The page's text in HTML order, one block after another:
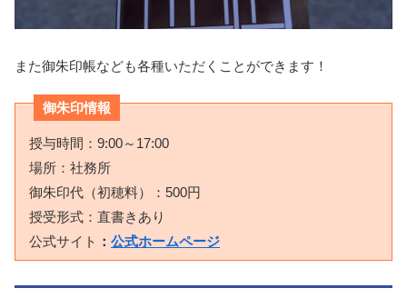
また御朱印帳なども各種いただくことができます！
御朱印情報
授与時間：9:00～17:00
場所：社務所
御朱印代（初穂料）：500円
授受形式：直書きあり
公式サイト ： 公式ホームページ